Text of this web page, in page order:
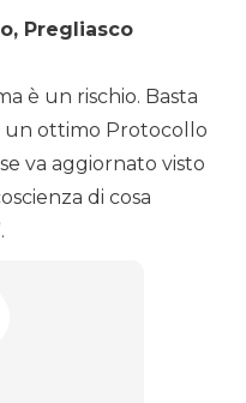
Pregliasco
è un rischio. Basta
un ottimo Protocollo
va aggiornato visto
di cosa